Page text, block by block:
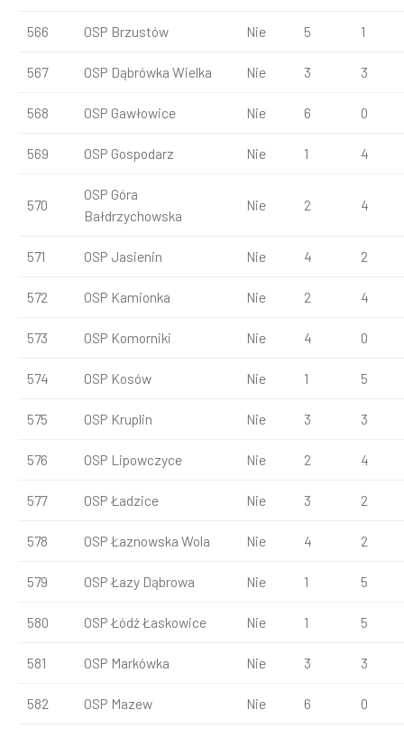
566 OSP Brzustów Nie 5 1
567 OSP Dąbrówka Wielka Nie 3 3
568 OSP Gawłowice Nie 6 0
569 OSP Gospodarz Nie 1 4
570
OSP Góra
Bałdrzychowska
Nie 2 4
571 OSP Jasienin Nie 4 2
572 OSP Kamionka Nie 2 4
573 OSP Komorniki Nie 4 0
574 OSP Kosów Nie 1 5
575 OSP Kruplin Nie 3 3
576 OSP Lipowczyce Nie 2 4
577 OSP Ładzice Nie 3 2
578 OSP Łaznowska Wola Nie 4 2
579 OSP Łazy Dąbrowa Nie 1 5
580 OSP Łódź Łaskowice Nie 1 5
581 OSP Markówka Nie 3 3
582 OSP Mazew Nie 6 0